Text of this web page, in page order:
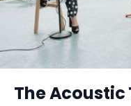
The Acoustic